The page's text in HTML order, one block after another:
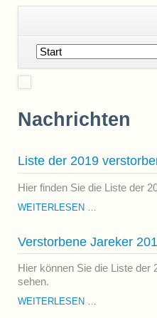
Navigation
überspringen
Nachrichten
Liste der 2019
Hier finden Sie die Liste der
WEITERLESEN …
JAREKER
Verstorbene Jareker
Hier können Sie die Liste der
sehen.
WEITERLESEN …